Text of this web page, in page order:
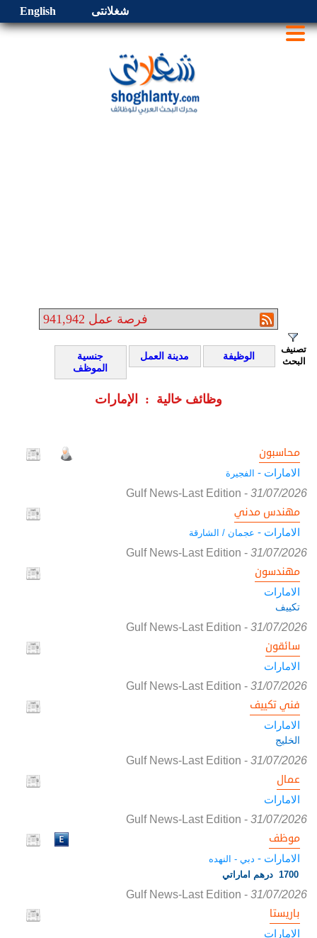
شغلانتى English
941,942 فرصة عمل
تصنيف
البحث
الوظيفة مدينة العمل
جنسية
الموظف
وظائف خالية : الإمارات
محاسبون
الامارات - الفجيرة
Gulf News-Last Edition - 31/07/2026
مهندس مدني
الامارات - عجمان / الشارقة
Gulf News-Last Edition - 31/07/2026
مهندسون
الامارات
تكييف
Gulf News-Last Edition - 31/07/2026
سائقون
الامارات
Gulf News-Last Edition - 31/07/2026
فني تكييف
الامارات
الخليج
Gulf News-Last Edition - 31/07/2026
عمال
الامارات
Gulf News-Last Edition - 31/07/2026
موظف
الامارات - دبي - النهده
1700 درهم اماراتي
Gulf News-Last Edition - 31/07/2026
باريستا
الامارات